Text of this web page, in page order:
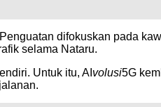
difokuskan pada
selama Nataru.
Untuk itu, AI volusi5G